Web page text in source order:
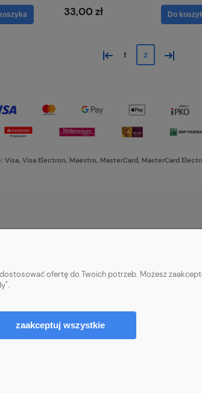
33,00 zł Do
« 1 2 »
Visa, Visa Electron, Maestro, MasterCard, MasterCard
dostawy
Polityka prywatności
ofertę do Twoich potrzeb. Możesz
zaakceptuj wszystkie